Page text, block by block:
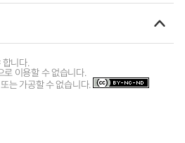
니다.
로 이용할 수 없습니다.
는 가공할 수 없습니다.